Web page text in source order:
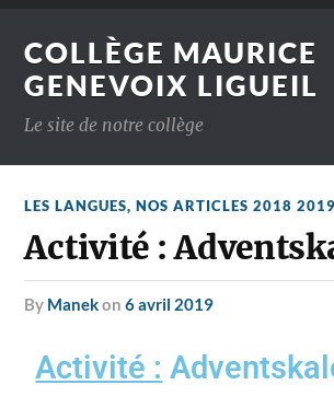
COLLÈGE MAURICE
GENEVOIX LIGUEIL
Le site de notre collège
LES LANGUES,NOS ARTICLES 2018 2019
Activité :
by Manekon6 avril 2019
Activité :